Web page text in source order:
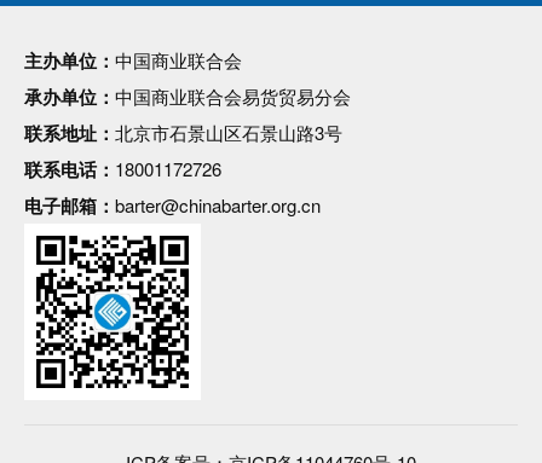
主办单位： 中国商业联合会
承办单位： 中国商业联合会易货贸易分会
联系地址： 北京市石景山区石景山路3号
联系电话： 18001172726
电子邮箱： barter@chinabarter.org.cn